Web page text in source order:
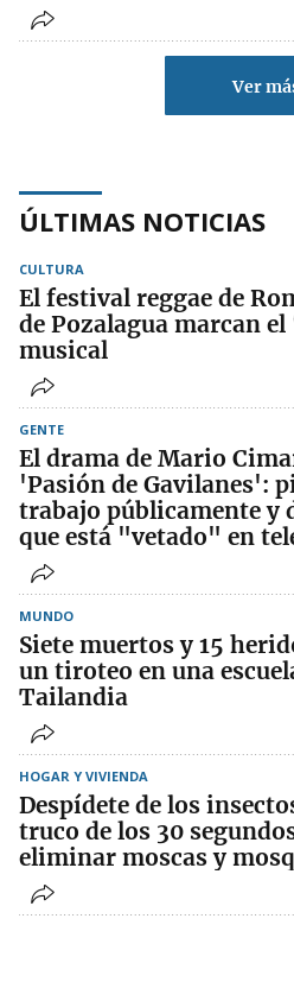
Ver
ÚLTIMAS NOTICIAS
CULTURA
El festival reggae de
de Pozalagua marcan el
musical
GENTE
El drama de Mario
'Pasión de Gavilanes':
trabajo públicamente y
que está "vetado" en
MUNDO
Siete muertos y 15
un tiroteo en una
Tailandia
HOGAR Y VIVIENDA
Despídete de los
truco de los 30
eliminar moscas y